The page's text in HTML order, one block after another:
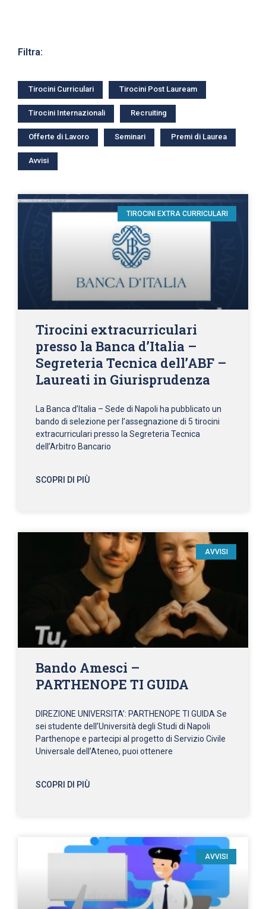
Filtra:
Tirocini Curriculari Tirocini Post Lauream
Tirocini Internazionali Recruiting
Offerte di Lavoro Seminari Premi di Laurea
Avvisi
TIROCINI EXTRA CURRICULARI
Tirocini extracurriculari
presso la Banca d’Italia –
Segreteria Tecnica dell’ABF –
Laureati in Giurisprudenza
La Banca d’Italia – Sede di Napoli ha pubblicato un
bando di selezione per l’assegnazione di 5 tirocini
extracurriculari presso la Segreteria Tecnica
dell’Arbitro Bancario
SCOPRI DI PIÙ
AVVISI
Bando Amesci –
PARTHENOPE TI GUIDA
DIREZIONE UNIVERSITA’: PARTHENOPE TI GUIDA Se
sei studente dell’Università degli Studi di Napoli
Parthenope e partecipi al progetto di Servizio Civile
Universale dell’Ateneo, puoi ottenere
SCOPRI DI PIÙ
AVVISI